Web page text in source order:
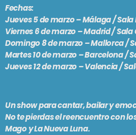
PASADO LIVE
9:00 pm - 11:00 pm
Fechas:
Jueves 5 de marzo – Málaga / Sala
Viernes 6 de marzo – Madrid /
Domingo 8 de marzo – Mallorca /
Martes 10 de marzo – Barcelona /
Jueves 12 de marzo – Valencia /
Un show para cantar, bailar y
No te pierdas el reencuentro con
Mago y La Nueva Luna.